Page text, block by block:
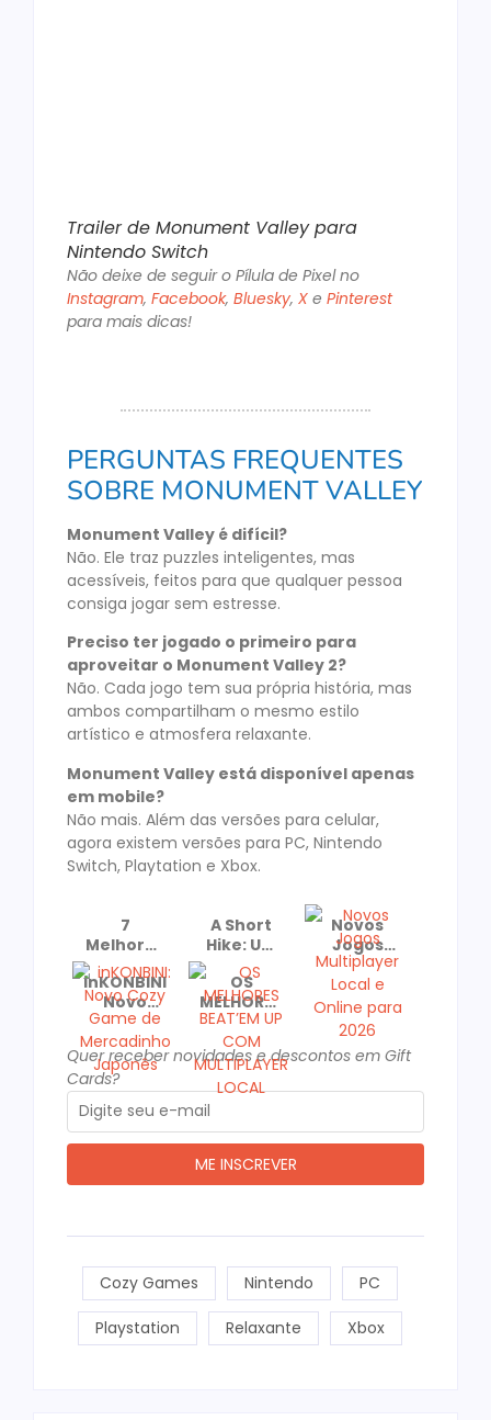
Trailer de Monument Valley para
Nintendo Switch
Não deixe de seguir o Pílula de Pixel no
Instagram, Facebook, Bluesky, X e Pinterest
para mais dicas!
PERGUNTAS FREQUENTES
SOBRE MONUMENT VALLEY
Monument Valley é difícil?
Não. Ele traz puzzles inteligentes, mas
acessíveis, feitos para que qualquer pessoa
consiga jogar sem estresse.
Preciso ter jogado o primeiro para
aproveitar o Monument Valley 2?
Não. Cada jogo tem sua própria história, mas
ambos compartilham o mesmo estilo
artístico e atmosfera relaxante.
Monument Valley está disponível apenas
em mobile?
Não mais. Além das versões para celular,
agora existem versões para PC, Nintendo
Switch, Playtation e Xbox.
7
Melhores
Jogos
para
Jogar de
Casal No
dia dos
Namorados
A Short
Hike: Um
Cozy
Game
Recomendado
e
Premiado!
Novos
Jogos
Multiplayer
Local e
Online
para
2026
inKONBINI:
Novo
Cozy
Game de
Mercadinho
Japonês
OS
MELHORES
BEAT’EM
UP COM
MULTIPLAYER
LOCAL
Quer receber novidades e descontos em Gift
Cards?
Cozy Games Nintendo PC
Playstation Relaxante Xbox